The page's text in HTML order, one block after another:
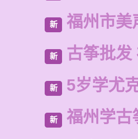
新 福州市美
新 古筝批发
新 5岁学尤
新 福州学古